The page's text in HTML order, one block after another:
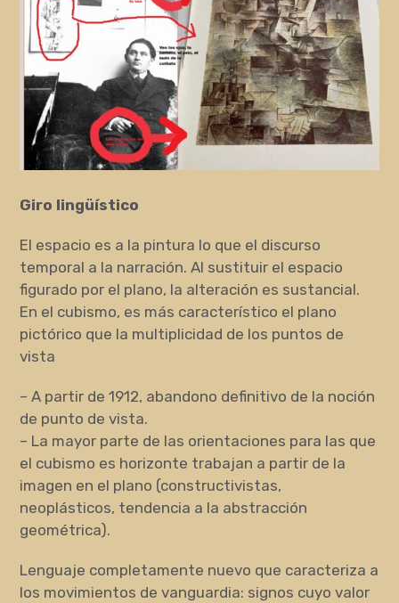
Giro lingüístico
El espacio es a la pintura lo que el discurso
temporal a la narración. Al sustituir el espacio
figurado por el plano, la alteración es sustancial.
En el cubismo, es más característico el plano
pictórico que la multiplicidad de los puntos de
vista
– A partir de 1912, abandono definitivo de la noción
de punto de vista.
– La mayor parte de las orientaciones para las que
el cubismo es horizonte trabajan a partir de la
imagen en el plano (constructivistas,
neoplásticos, tendencia a la abstracción
geométrica).
Lenguaje completamente nuevo que caracteriza a
los movimientos de vanguardia: signos cuyo valor